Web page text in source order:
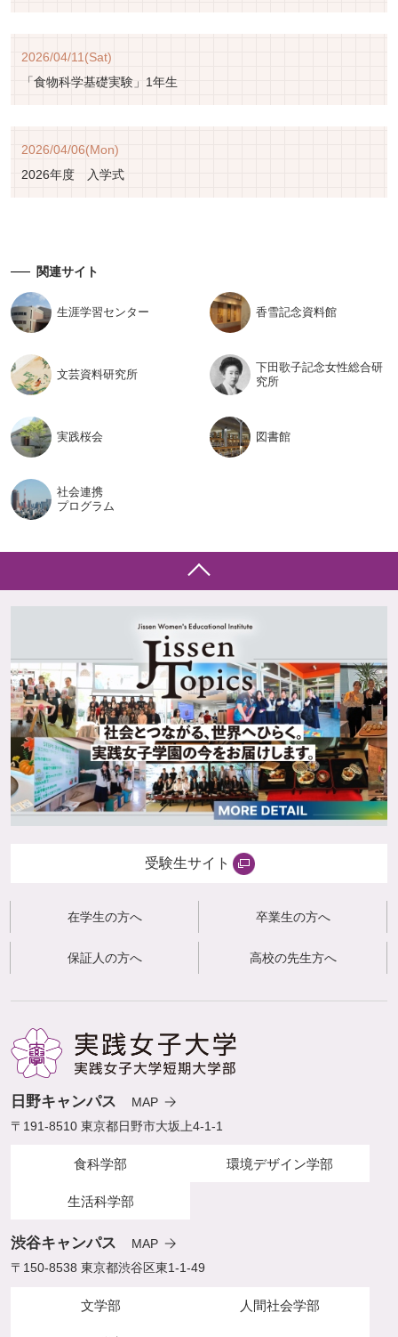
2026/04/11(Sat)
「食物科学基礎実験」1年生
2026/04/06(Mon)
2026年度 入学式
関連サイト
生涯学習センター 香雪記念資料館
文芸資料研究所
下田歌子記念女性総合研
究所
実践桜会 図書館
社会連携
プログラム
受験生サイト
在学生の方へ 卒業生の方へ
保証人の方へ 高校の先生方へ
日野キャンパス
MAP
〒191-8510 東京都日野市大坂上4-1-1
食科学部 環境デザイン学部
生活科学部
渋谷キャンパス
MAP
〒150-8538 東京都渋谷区東1-1-49
文学部 人間社会学部